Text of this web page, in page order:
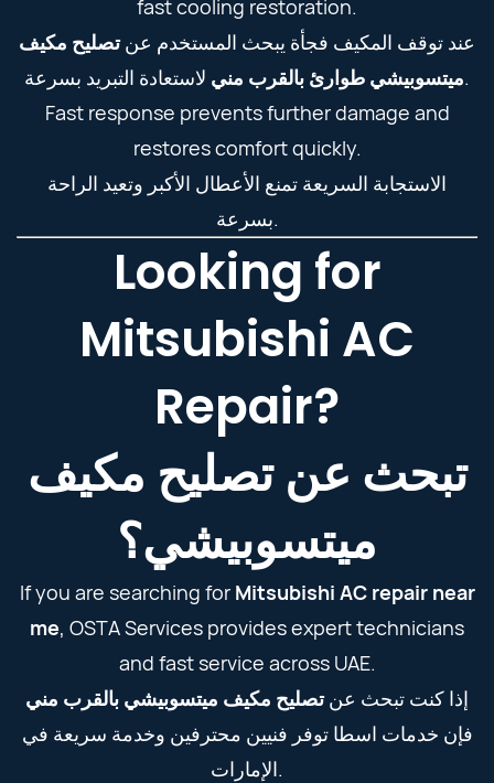
fast cooling restoration.
عند توقف المكيف فجأة يبحث المستخدم عنتصليح مكيف
ميتسوبيشي طوارئ بالقرب منيلاستعادة التبريد بسرعة.
Fast response prevents further damage and
restores comfort quickly.
الاستجابة السريعة تمنع الأعطال الأكبر وتعيد الراحة
بسرعة.
Looking for
Mitsubishi AC
Repair?
تبحث عن تصليح مكيف
ميتسوبيشي؟
If you are searching for Mitsubishi AC repair near
me, OSTA Services provides expert technicians
and fast service across UAE.
إذا كنت تبحث عنتصليح مكيف ميتسوبيشي بالقرب مني
فإن خدمات اسطا توفر فنيين محترفين وخدمة سريعة في
الإمارات.